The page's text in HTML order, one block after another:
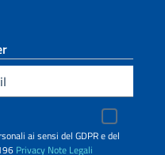
ai sensi del GDPR e del
Privacy Note Legali